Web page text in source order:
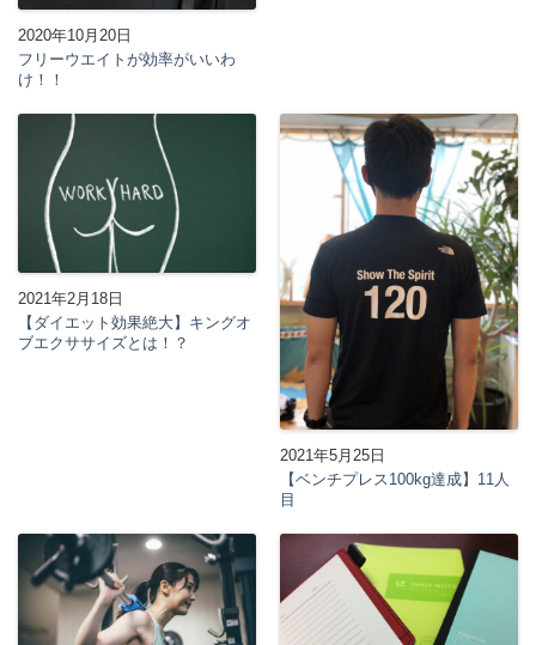
2020年10月20日
フリーウエイトが効率がいいわ
け！！
2021年2月18日
【ダイエット効果絶大】キングオ
ブエクササイズとは！？
2021年5月25日
【ベンチプレス100kg達成】11人
目